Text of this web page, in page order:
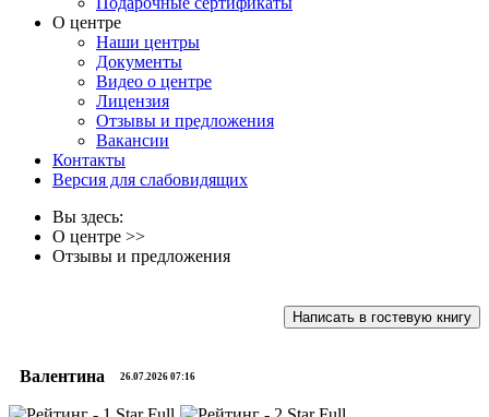
О центре
Наши центры
Документы
Видео о центре
Лицензия
Отзывы и предложения
Вакансии
Контакты
Версия для слабовидящих
Вы здесь:
О центре >>
Отзывы и предложения
Написать в гостевую книгу
Валентина 26.07.2026 07:16